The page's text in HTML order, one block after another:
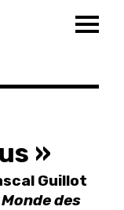
»
Guillot
des